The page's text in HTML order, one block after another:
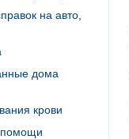
на авто,
дома
крови
помощи